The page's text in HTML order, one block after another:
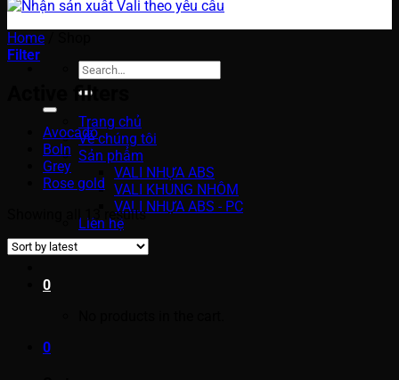
Search
for:
Trang chủ
Về chúng tôi
Sản phẩm
VALI NHỰA ABS
VALI KHUNG NHÔM
VALI NHỰA ABS - PC
Liên hệ
0
0
Home
Filter
Active filters
Avocado
Boln
Grey
Rose gold
Showing all 13 results